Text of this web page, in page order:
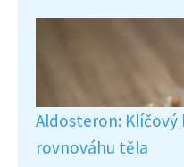
Aldosteron:
rovnováhu těla